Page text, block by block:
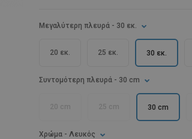
Μεγαλύτερη πλευρά - 30 εκ.
20 εκ. 25 εκ. 30 εκ.
Συντομότερη πλευρά - 30 cm
20 cm 25 cm 30 cm
Χρώμα - Λευκός